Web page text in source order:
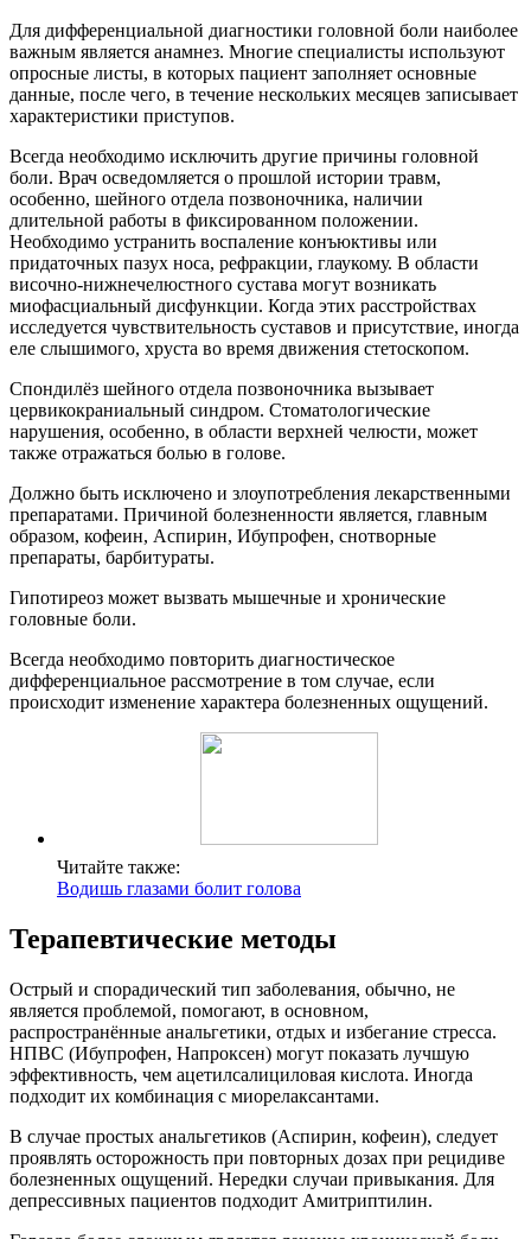
Для дифференциальной диагностики головной боли наиболее
важным является анамнез. Многие специалисты используют
опросные листы, в которых пациент заполняет основные
данные, после чего, в течение нескольких месяцев записывает
характеристики приступов.
Всегда необходимо исключить другие причины головной
боли. Врач осведомляется о прошлой истории травм,
особенно, шейного отдела позвоночника, наличии
длительной работы в фиксированном положении.
Необходимо устранить воспаление конъюктивы или
придаточных пазух носа, рефракции, глаукому. В области
височно-нижнечелюстного сустава могут возникать
миофасциальный дисфункции. Когда этих расстройствах
исследуется чувствительность суставов и присутствие, иногда
еле слышимого, хруста во время движения стетоскопом.
Спондилёз шейного отдела позвоночника вызывает
цервикокраниальный синдром. Стоматологические
нарушения, особенно, в области верхней челюсти, может
также отражаться болью в голове.
Должно быть исключено и злоупотребления лекарственными
препаратами. Причиной болезненности является, главным
образом, кофеин, Аспирин, Ибупрофен, снотворные
препараты, барбитураты.
Гипотиреоз может вызвать мышечные и хронические
головные боли.
Всегда необходимо повторить диагностическое
дифференциальное рассмотрение в том случае, если
происходит изменение характера болезненных ощущений.
Читайте также:
Водишь глазами болит голова
Терапевтические методы
Острый и спорадический тип заболевания, обычно, не
является проблемой, помогают, в основном,
распространённые анальгетики, отдых и избегание стресса.
НПВС (Ибупрофен, Напроксен) могут показать лучшую
эффективность, чем ацетилсалициловая кислота. Иногда
подходит их комбинация с миорелаксантами.
В случае простых анальгетиков (Аспирин, кофеин), следует
проявлять осторожность при повторных дозах при рецидиве
болезненных ощущений. Нередки случаи привыкания. Для
депрессивных пациентов подходит Амитриптилин.